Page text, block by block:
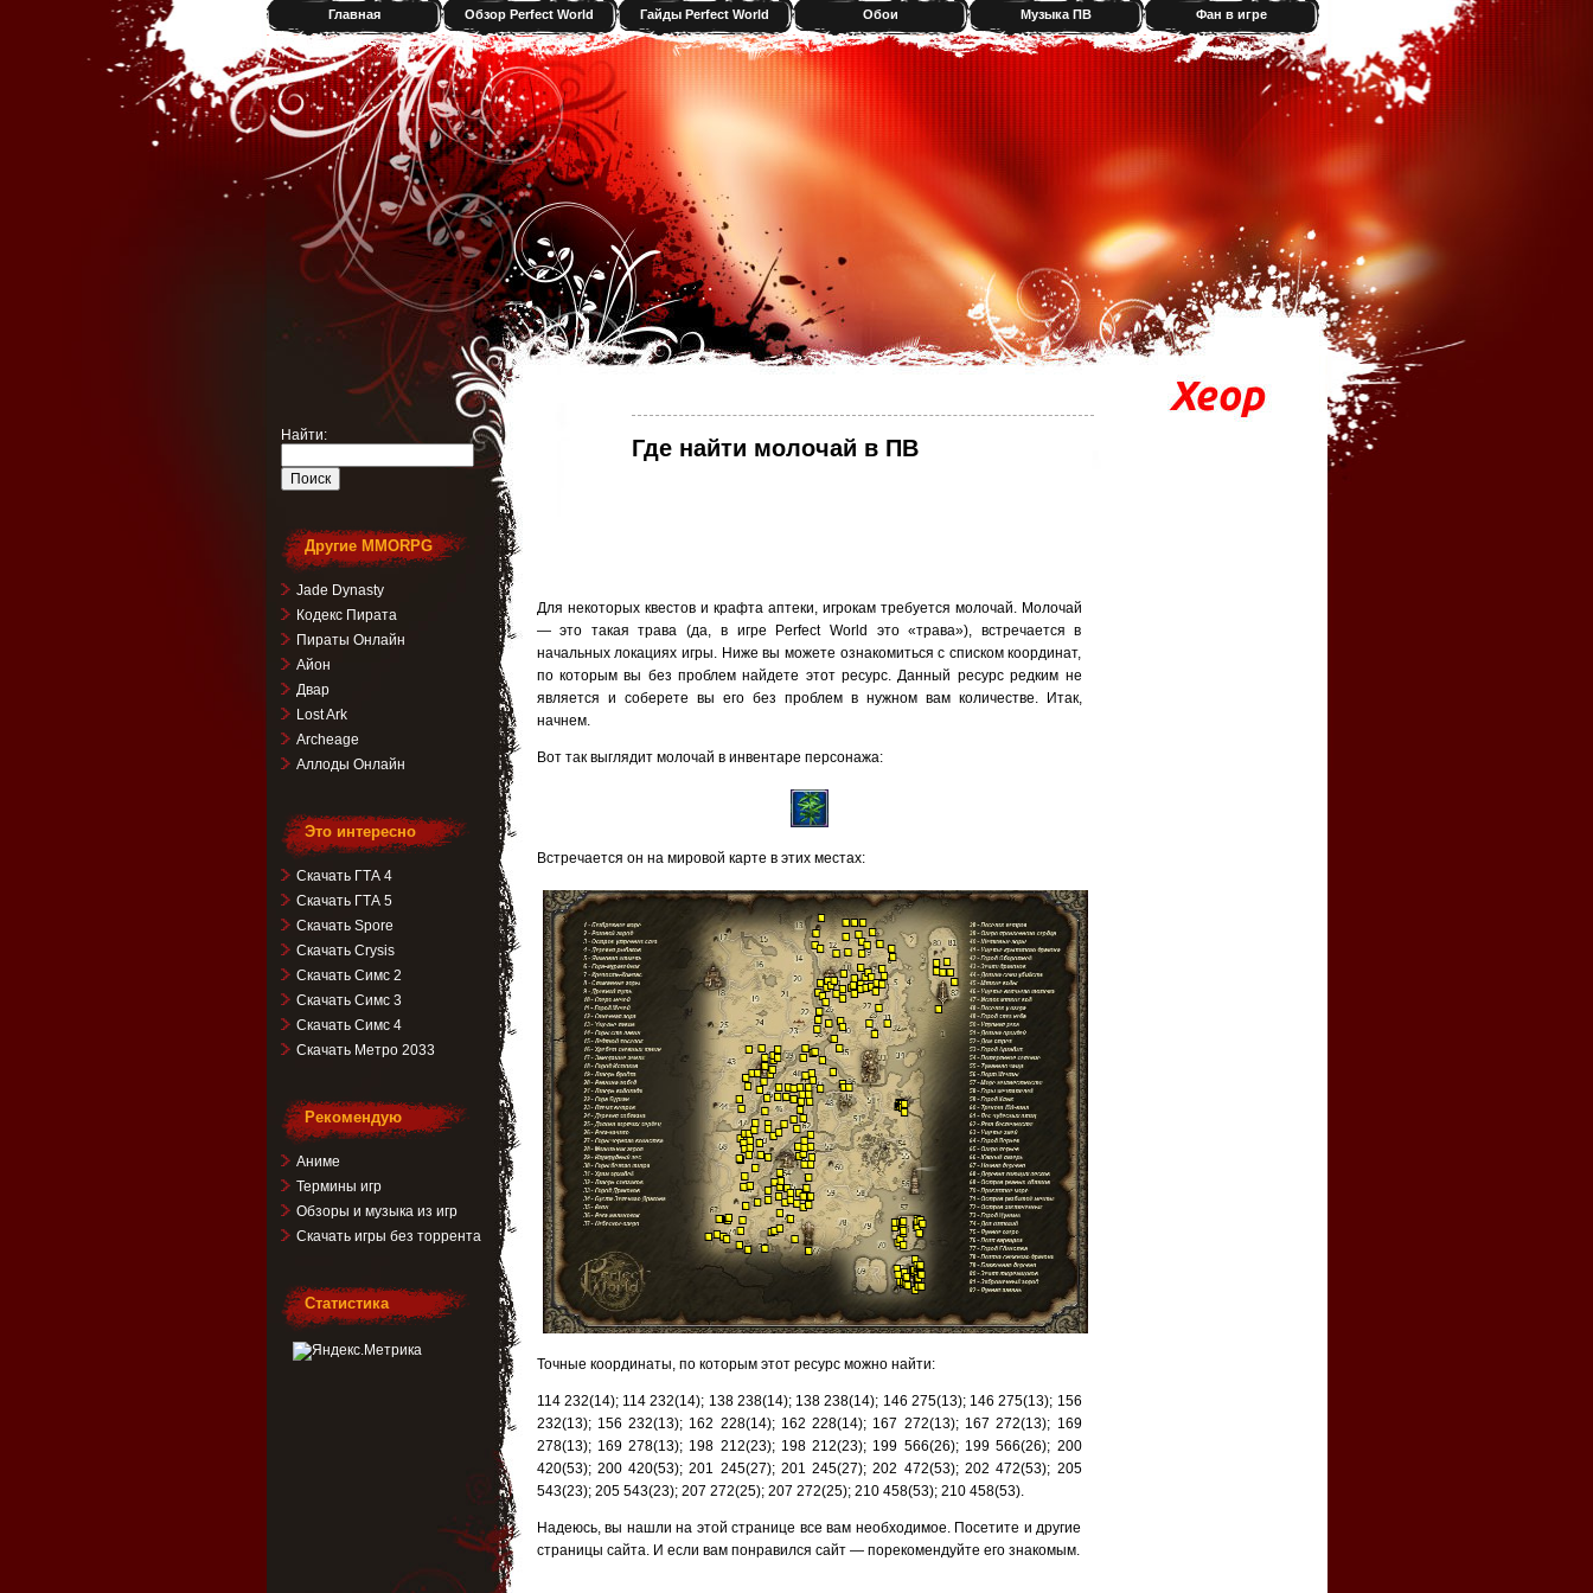
Главная Обзор Perfect World Гайды Perfect World Обои Музыка ПВ Фан в игре
Где найти молочай в ПВ
Для некоторых квестов и крафта аптеки, игрокам требуется молочай. Молочай
— это такая трава (да, в игре Perfect World это «трава»), встречается в
начальных локациях игры. Ниже вы можете ознакомиться с списком координат,
по которым вы без проблем найдете этот ресурс. Данный ресурс редким не
является и соберете вы его без проблем в нужном вам количестве. Итак,
начнем.
Вот так выглядит молочай в инвентаре персонажа:
Встречается он на мировой карте в этих местах:
Точные координаты, по которым этот ресурс можно найти:
114 232(14); 114 232(14); 138 238(14); 138 238(14); 146 275(13); 146 275(13); 156
232(13); 156 232(13); 162 228(14); 162 228(14); 167 272(13); 167 272(13); 169
278(13); 169 278(13); 198 212(23); 198 212(23); 199 566(26); 199 566(26); 200
420(53); 200 420(53); 201 245(27); 201 245(27); 202 472(53); 202 472(53); 205
543(23); 205 543(23); 207 272(25); 207 272(25); 210 458(53); 210 458(53).
Надеюсь, вы нашли на этой странице все вам необходимое. Посетите и другие
страницы сайта. И если вам понравился сайт — порекомендуйте его знакомым.
Найти:
Другие MMORPG
Jade Dynasty
Кодекс Пирата
Пираты Онлайн
Айон
Двар
Lost Ark
Archeage
Аллоды Онлайн
Это интересно
Скачать ГТА 4
Скачать ГТА 5
Скачать Spore
Скачать Crysis
Скачать Симс 2
Скачать Симс 3
Скачать Симс 4
Скачать Метро 2033
Рекомендую
Аниме
Термины игр
Обзоры и музыка из игр
Скачать игры без торрента
Статистика